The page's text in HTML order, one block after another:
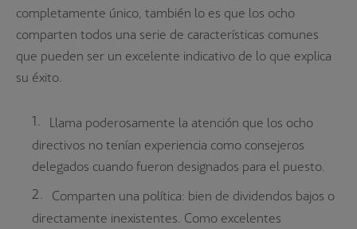
completamente único, también lo es que los ocho
comparten todos una serie de características comunes
que pueden ser un excelente indicativo de lo que explica
su éxito.
Llama poderosamente la atención que los ocho
directivos no tenían experiencia como consejeros
delegados cuando fueron designados para el puesto.
Comparten una política: bien de dividendos bajos o
directamente inexistentes. Como excelentes